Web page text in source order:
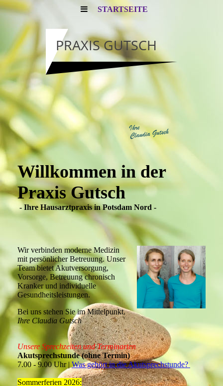
STARTSEITE
PRAXIS GUTSCH
Willkommen in der
Praxis Gutsch
- Ihre Hausarztpraxis in Potsdam Nord -
Wir verbinden moderne Medizin
mit persönlicher Betreuung. Unser
Team bietet Akutversorgung,
Vorsorge, Betreuung chronisch
Kranker und individuelle
Gesundheitsleistungen.
Bei uns stehen Sie im Mittelpunkt.
Ihre Claudia Gutsch
Unsere Sprechzeiten und Terminarten
Akutsprechstunde (ohne Termin)
7.00 - 9.00 Uhr | Was gehört in die Akutsprechstunde?
Sommerferien 2026: